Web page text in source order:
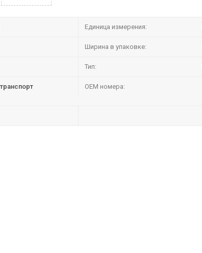
Единица измерения:
Ширина в упаковке:
Тип:
OEM номера: